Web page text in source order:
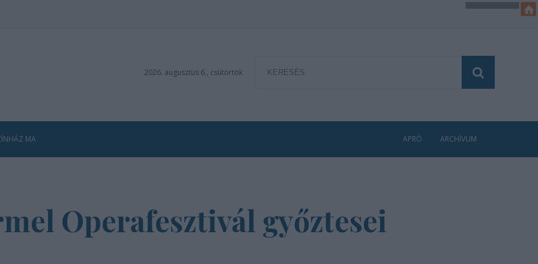
2026. augusztus 6., csütörtök
MA APRÓ ARCHÍVUM
Operafesztivál győztesei